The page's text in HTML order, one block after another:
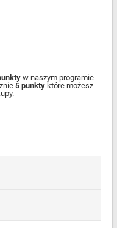
w naszym programie
5 punkty które możesz